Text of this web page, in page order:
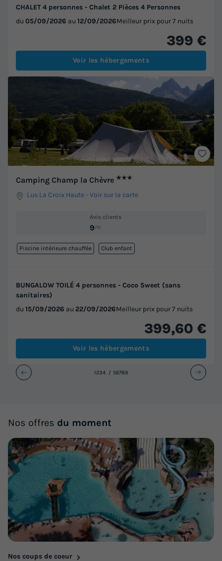
CHALET 4 personnes - Chalet 2 Pièces 4 Personnes
du 05/09/2026 au 12/09/2026Meilleur prix pour 7 nuits
399 €
Voir les hébergements
Camping Champ la Chèvre ★★★
Lus La Croix Haute -Voir sur la carte
Avis clients
9/10
Piscine intérieure chauffée Club enfant
BUNGALOW TOILÉ 4 personnes - Coco Sweet (sans
sanitaires)
du 15/09/2026 au 22/09/2026Meilleur prix pour 7 nuits
399,60 €
Voir les hébergements
1234 56789
Nos offres du moment
Nos coups de coeur